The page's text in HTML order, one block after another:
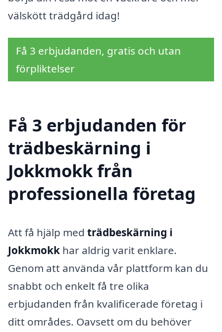
välskött trädgård idag!
Få 3 erbjudanden, gratis och utan
förpliktelser
Få 3 erbjudanden för
trädbeskärning i
Jokkmokk från
professionella företag
Att få hjälp med trädbeskärning i
Jokkmokk har aldrig varit enklare.
Genom att använda vår plattform kan du
snabbt och enkelt få tre olika
erbjudanden från kvalificerade företag i
ditt områdes. Oavsett om du behöver